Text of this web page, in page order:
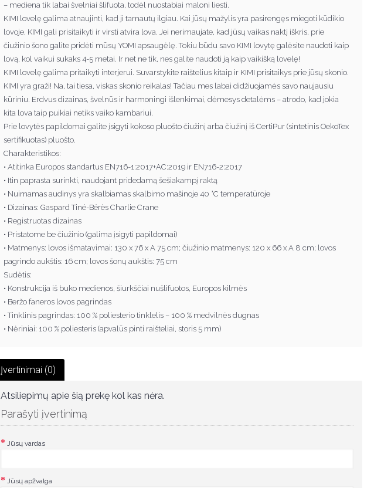
– mediena tik labai švelniai šlifuota, todėl nuostabiai maloni liesti.
KIMI lovelę galima atnaujinti, kad ji tarnautų ilgiau. Kai jūsų mažylis yra pasirengęs miegoti kūdikio
lovoje, KIMI gali prisitaikyti ir virsti atvira lova. Jei nerimaujate, kad jūsų vaikas naktį iškris, prie
čiužinio šono galite pridėti mūsų YOMI apsaugėlę. Tokiu būdu savo KIMI lovytę galėsite naudoti kaip
lovą, kol vaikui sukaks 4-5 metai. Ir net ne tik, nes galite naudoti ją kaip vaikišką lovelę!
KIMI lovelę galima pritaikyti interjerui. Suvarstykite raištelius kitaip ir KIMI prisitaikys prie jūsų skonio.
KIMI yra graži! Na, tai tiesa, viskas skonio reikalas! Tačiau mes labai didžiuojamės savo naujausiu
kūriniu. Erdvus dizainas, švelnūs ir harmoningi išlenkimai, dėmesys detalėms – atrodo, kad jokia
kita lova taip puikiai netiks vaiko kambariui.
Prie lovytės papildomai galite įsigyti kokoso pluošto čiužinį arba čiužinį iš CertiPur (sintetinis OekoTex
sertifikuotas) pluošto.
Charakteristikos:
• Atitinka Europos standartus EN716-1:2017+AC:2019 ir EN716-2:2017
• Itin paprasta surinkti, naudojant pridedamą šešiakampį raktą
• Nuimamas audinys yra skalbiamas skalbimo mašinoje 40 °C temperatūroje
• Dizainas: Gaspard Tiné-Bérès Charlie Crane
• Registruotas dizainas
• Pristatome be čiužinio (galima įsigyti papildomai)
• Matmenys: lovos išmatavimai: 130 x 76 x A 75 cm; čiužinio matmenys: 120 x 66 x A 8 cm; lovos
pagrindo aukštis: 16 cm; lovos šonų aukštis: 75 cm
Sudėtis:
• Konstrukcija iš buko medienos, šiurkščiai nušlifuotos, Europos kilmės
• Beržo faneros lovos pagrindas
• Tinklinis pagrindas: 100 % poliesterio tinklelis – 100 % medvilnės dugnas
• Nėriniai: 100 % poliesteris (apvalūs pinti raišteliai, storis 5 mm)
Įvertinimai (0)
Atsiliepimų apie šią prekę kol kas nėra.
Parašyti įvertinimą
Jūsų vardas
Jūsų apžvalga